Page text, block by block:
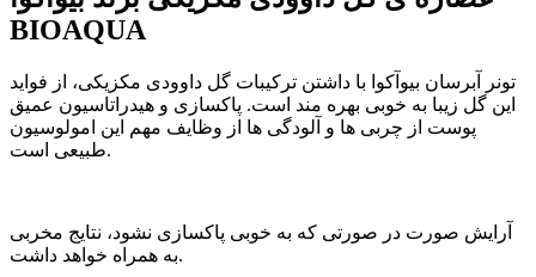
BIOAQUA
تونر آبرسان بیوآکوا با داشتن ترکیبات گل داوودی مکزیکی، از فواید
این گل زیبا به خوبی بهره مند است. پاکسازی و هیدراتاسیون عمیق
پوست از چربی ها و آلودگی ها از وظایف مهم این امولوسیون
طبیعی است.
آرایش صورت در صورتی که به خوبی پاکسازی نشود، نتایج مخربی
به همراه خواهد داشت.